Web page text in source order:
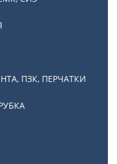
ПЗК, ПЕРЧАТКИ